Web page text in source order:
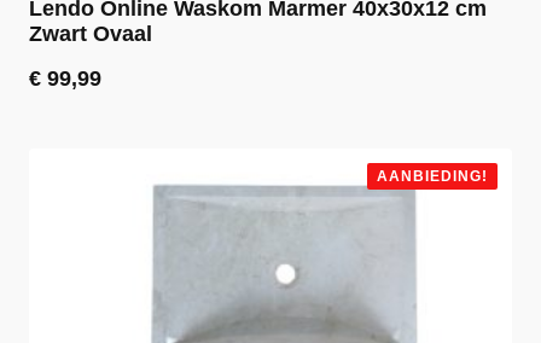
Lendo Online Waskom Marmer 40x30x12 cm
Zwart Ovaal
€ 99,99
AANBIEDING!